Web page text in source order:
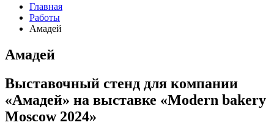
Главная
Работы
Амадей
Амадей
Выставочный стенд для компании
«Амадей» на выставке «Modern bakery
Moscow 2024»